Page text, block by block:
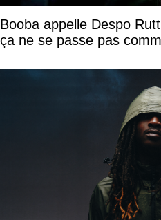
Booba appelle Despo
ça ne se passe pas